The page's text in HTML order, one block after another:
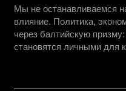
Мы не останавливаемся
влияние. Политика,
через балтийскую
становятся личными для